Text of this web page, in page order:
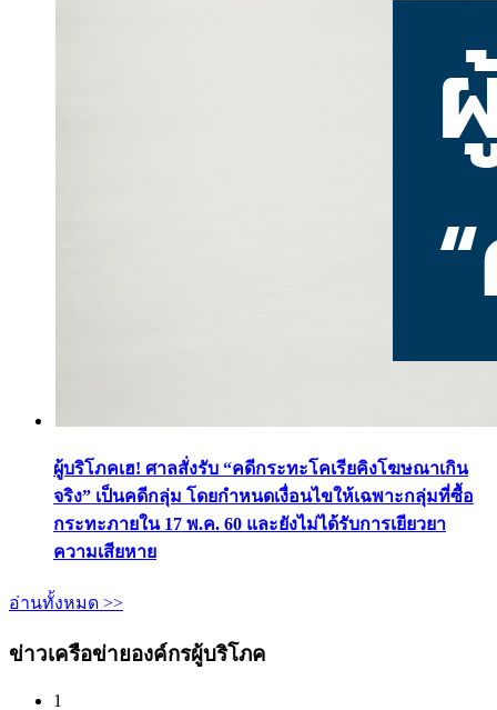
ผู้บริโภคเฮ! ศาลสั่งรับ “คดีกระทะโคเรียคิงโฆษณาเกิน
จริง” เป็นคดีกลุ่ม โดยกำหนดเงื่อนไขให้เฉพาะกลุ่มที่ซื้อ
กระทะภายใน 17 พ.ค. 60 และยังไม่ได้รับการเยียวยา
ความเสียหาย
อ่านทั้งหมด >>
ข่าวเครือข่ายองค์กรผู้บริโภค
1